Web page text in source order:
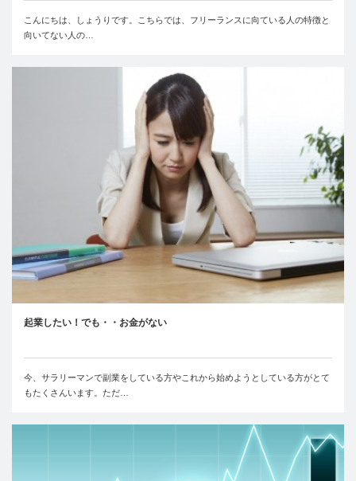
こんにちは、しょうりです。こちらでは、フリーランスに向ている人の特徴と
向いてない人の…
起業したい！でも・・お金がない
今、サラリーマンで副業をしている方やこれから始めようとしている方がとて
もたくさんいます。ただ…